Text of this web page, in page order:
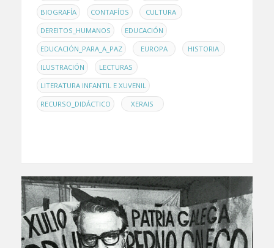
BIOGRAFÍA , CONTAFÍOS , CULTURA ,
DEREITOS_HUMANOS , EDUCACIÓN ,
EDUCACIÓN_PARA_A_PAZ , EUROPA , HISTORIA ,
ILUSTRACIÓN , LECTURAS ,
LITERATURA INFANTIL E XUVENIL ,
RECURSO_DIDÁCTICO , XERAIS